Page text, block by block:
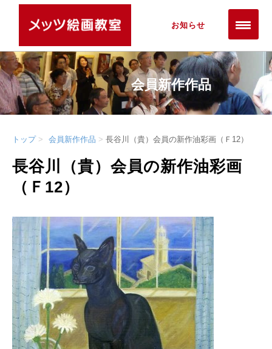
お知らせ
会員新作作品
トップ 会員新作作品 長谷川（貴）会員の新作油彩画（Ｆ12）
長谷川（貴）会員の新作油彩画
（Ｆ12）